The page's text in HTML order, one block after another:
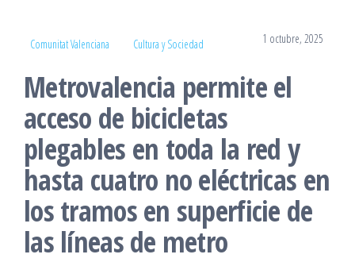
Comunitat Valenciana Cultura y Sociedad 1 octubre, 2025
Metrovalencia permite el
acceso de bicicletas
plegables en toda la red y
hasta cuatro no eléctricas en
los tramos en superficie de
las líneas de metro